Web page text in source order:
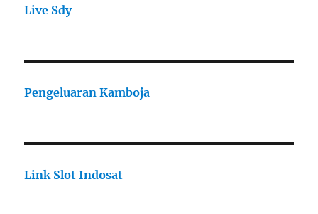
Live Sdy
Pengeluaran Kamboja
Link Slot Indosat